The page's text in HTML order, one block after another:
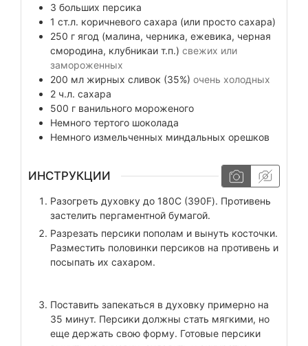
3 больших персика
1 ст.л. коричневого сахара (или просто сахара)
250 г ягод (малина, черника, ежевика, черная
смородина, клубникаи т.п.) свежих или
замороженных
200 мл жирных сливок (35%) очень холодных
2 ч.л. сахара
500 г ванильного мороженого
Немного тертого шоколада
Немного измельченных миндальных орешков
ИНСТРУКЦИИ
Разогреть духовку до 180С (390F). Противень
застелить пергаментной бумагой.
Разрезать персики пополам и вынуть косточки.
Разместить половинки персиков на противень и
посыпать их сахаром.
Поставить запекаться в духовку примерно на
35 минут. Персики должны стать мягкими, но
еще держать свою форму. Готовые персики